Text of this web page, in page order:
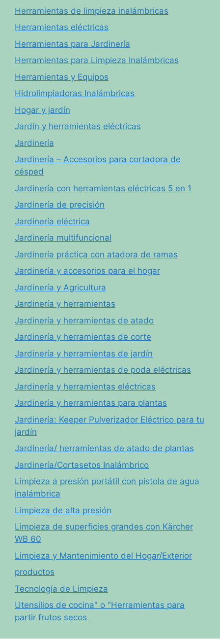
Herramientas de limpieza inalámbricas
Herramientas eléctricas
Herramientas para Jardinería
Herramientas para Limpieza Inalámbricas
Herramientas y Equipos
Hidrolimpiadoras Inalámbricas
Hogar y jardín
Jardín y herramientas eléctricas
Jardinería
Jardinería – Accesorios para cortadora de
césped
Jardinería con herramientas eléctricas 5 en 1
Jardinería de precisión
Jardinería eléctrica
Jardinería multifuncional
Jardinería práctica con atadora de ramas
Jardinería y accesorios para el hogar
Jardinería y Agricultura
Jardinería y herramientas
Jardinería y herramientas de atado
Jardinería y herramientas de corte
Jardinería y herramientas de jardín
Jardinería y herramientas de poda eléctricas
Jardinería y herramientas eléctricas
Jardinería y herramientas para plantas
Jardinería: Keeper Pulverizador Eléctrico para tu
jardín
Jardinería/ herramientas de atado de plantas
Jardinería/Cortasetos Inalámbrico
Limpieza a presión portátil con pistola de agua
inalámbrica
Limpieza de alta presión
Limpieza de superficies grandes con Kärcher
WB 60
Limpieza y Mantenimiento del Hogar/Exterior
productos
Tecnología de Limpieza
Utensilios de cocina" o "Herramientas para
partir frutos secos